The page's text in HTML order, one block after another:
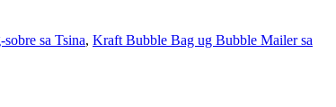
sa Tsina, Kraft Bubble Bag ug Bubble Mailer sa